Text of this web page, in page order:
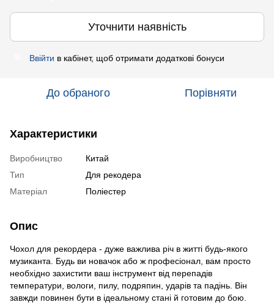
Уточнити наявність
Ввійти в кабінет, щоб отримати додаткові бонуси
До обраного Порівняти
Характеристики
Виробництво
Китай
Тип
Для рекодера
Матеріал
Поліестер
Опис
Чохол для рекордера - дуже важлива річ в житті будь-якого
музиканта. Будь ви новачок або ж професіонал, вам просто
необхідно захистити ваш інструмент від перепадів
температури, вологи, пилу, подряпин, ударів та падінь. Він
завжди повинен бути в ідеальному стані й готовим до бою.